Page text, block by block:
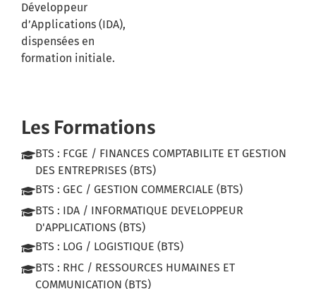
Développeur
d’Applications (IDA),
dispensées en
formation initiale.
Les Formations
BTS : FCGE / FINANCES COMPTABILITE ET GESTION
DES ENTREPRISES (BTS)
BTS : GEC / GESTION COMMERCIALE (BTS)
BTS : IDA / INFORMATIQUE DEVELOPPEUR
D'APPLICATIONS (BTS)
BTS : LOG / LOGISTIQUE (BTS)
BTS : RHC / RESSOURCES HUMAINES ET
COMMUNICATION (BTS)